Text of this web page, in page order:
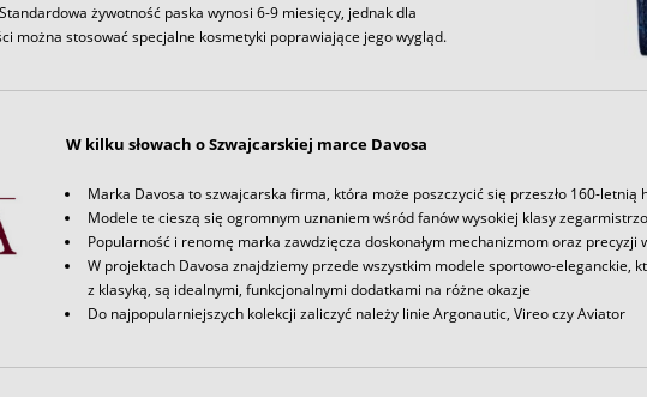
żywotność paska wynosi 6-9 miesięcy, jednak dla
można stosować specjalne kosmetyki poprawiające jego wygląd.
W kilku słowach o Szwajcarskiej marce Davosa
Marka Davosa to szwajcarska firma, która może poszczycić się przeszło 160-letnią
Modele te cieszą się ogromnym uznaniem wśród fanów wysokiej klasy
Popularność i renomę marka zawdzięcza doskonałym mechanizmom oraz precyzji
W projektach Davosa znajdziemy przede wszystkim modele sportowo-eleganckie,
z klasyką, są idealnymi, funkcjonalnymi dodatkami na różne okazje
Do najpopularniejszych kolekcji zaliczyć należy linie Argonautic, Vireo czy Aviator